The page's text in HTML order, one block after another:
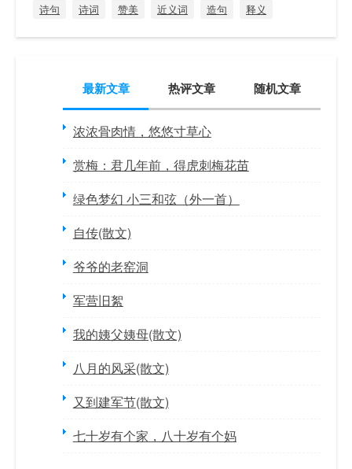
诗句
诗词 赞美 近义词 造句 释义
最新文章 热评文章 随机文章
浓浓骨肉情，悠悠寸草心
赏梅：君几年前，得虎刺梅花苗
绿色梦幻 小三和弦（外一首）
自传(散文)
爷爷的老窑洞
军营旧絮
我的姨父姨母(散文)
八月的风采(散文)
又到建军节(散文)
七十岁有个家，八十岁有个妈